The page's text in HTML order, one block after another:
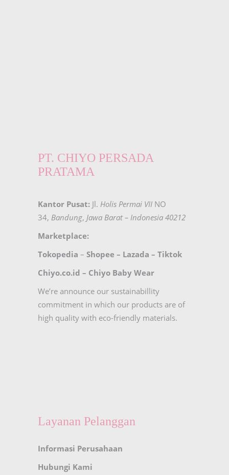
PT. CHIYO PERSADA
PRATAMA
Kantor Pusat: Jl. Holis Permai VII NO
34, Bandung, Jawa Barat – Indonesia 40212
Marketplace:
Tokopedia – Shopee – Lazada – Tiktok
Chiyo.co.id – Chiyo Baby Wear
We’re announce our sustainabillity
commitment in which our products are of
high quality with eco-friendly materials.
Layanan Pelanggan
Informasi Perusahaan
Hubungi Kami